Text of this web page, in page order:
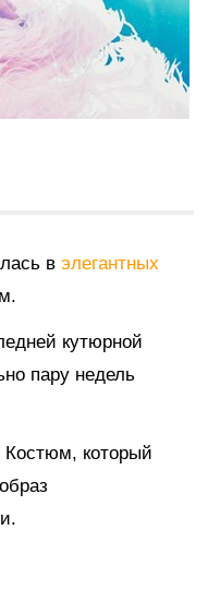
в элегантных
кутюрной
пару недель
Костюм, который